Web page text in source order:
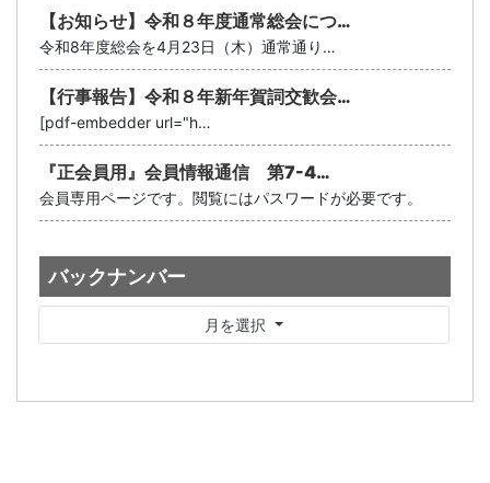
【お知らせ】令和８年度通常総会につ…
令和8年度総会を4月23日（木）通常通り…
【行事報告】令和８年新年賀詞交歓会…
[pdf-embedder url="h…
『正会員用』会員情報通信 第7-4…
会員専用ページです。閲覧にはパスワードが必要です。
バックナンバー
月を選択